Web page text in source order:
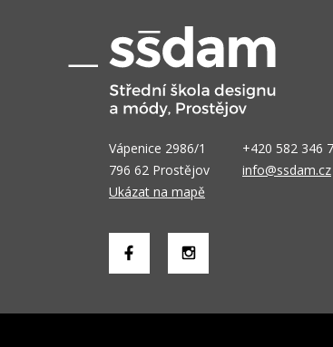
Vápenice 2986/1
796 62 Prostějov
Ukázat na mapě
+420 582 346
info@ssdam.cz